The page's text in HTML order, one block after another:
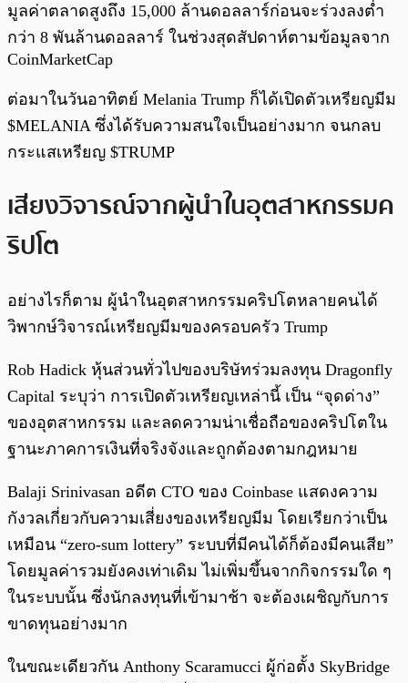
มูลค่าตลาดสูงถึง 15,000 ล้านดอลลาร์ก่อนจะร่วงลงต่ำ
กว่า 8 พันล้านดอลลาร์ ในช่วงสุดสัปดาห์ตามข้อมูลจาก
CoinMarketCap
ต่อมาในวันอาทิตย์ Melania Trump ก็ได้เปิดตัวเหรียญมีม
$MELANIA ซึ่งได้รับความสนใจเป็นอย่างมาก จนกลบ
กระแสเหรียญ $TRUMP
เสียงวิจารณ์จากผู้นำในอุตสาหกรรมค
ริปโต
อย่างไรก็ตาม ผู้นำในอุตสาหกรรมคริปโตหลายคนได้
วิพากษ์วิจารณ์เหรียญมีมของครอบครัว Trump
Rob Hadick หุ้นส่วนทั่วไปของบริษัทร่วมลงทุน Dragonfly
Capital ระบุว่า การเปิดตัวเหรียญเหล่านี้ เป็น “จุดด่าง”
ของอุตสาหกรรม และลดความน่าเชื่อถือของคริปโตใน
ฐานะภาคการเงินที่จริงจังและถูกต้องตามกฎหมาย
Balaji Srinivasan อดีต CTO ของ Coinbase แสดงความ
กังวลเกี่ยวกับความเสี่ยงของเหรียญมีม โดยเรียกว่าเป็น
เหมือน “zero-sum lottery” ระบบที่มีคนได้ก็ต้องมีคนเสีย”
โดยมูลค่ารวมยังคงเท่าเดิม ไม่เพิ่มขึ้นจากกิจกรรมใด ๆ
ในระบบนั้น ซึ่งนักลงทุนที่เข้ามาช้า จะต้องเผชิญกับการ
ขาดทุนอย่างมาก
ในขณะเดียวกัน Anthony Scaramucci ผู้ก่อตั้ง SkyBridge